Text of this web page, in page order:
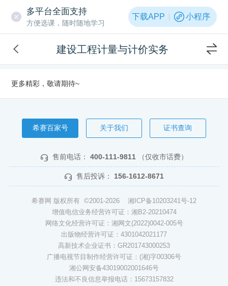
多平台全面支持
方便选课，随时随地学习
下载APP 小程序
建设工程计量与计价实务
更多精彩，敬请期待~
希赛百家号 关于我们 证书查询
售前电话： 400-111-9811 （仅收市话费）
售后投诉： 156-1612-8671
希赛网 版权所有 ©2001-2026 湘ICP备10203241号-12
增值电信业务经营许可证：湘B2-20210474
网络文化经营许可证：湘网文(2022)0042-005号
出版物经营许可证：4301042021177
高新技术企业证书：GR201743000253
广播电视节目制作经营许可证：(湘)字00306号
湘公网安备43019002001646号
违法和不良信息举报电话：15673157832